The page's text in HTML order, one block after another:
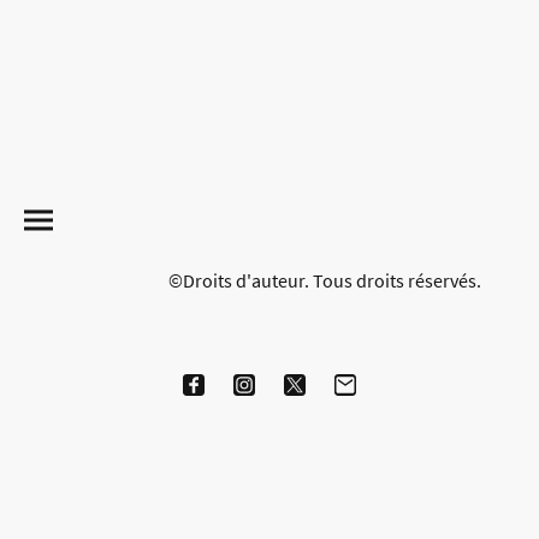
©Droits d'auteur. Tous droits réservés.